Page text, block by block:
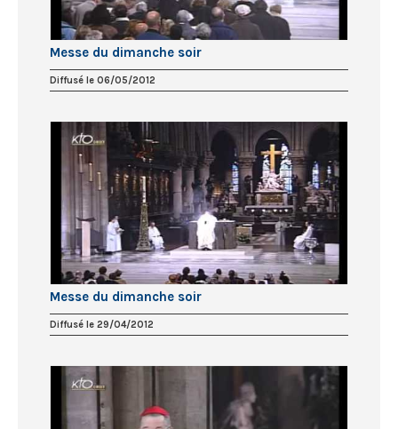
Messe du dimanche soir
Diffusé le 06/05/2012
Messe du dimanche soir
Diffusé le 29/04/2012